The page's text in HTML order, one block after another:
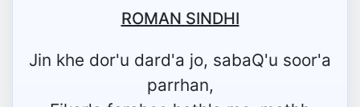
ROMAN SINDHI
Jin khe dor'u dard'a jo, sabaQ'u soor'a
parrhan,